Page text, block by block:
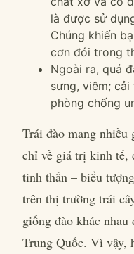
là được sử
Chúng khiến
cơn đói trong
Ngoài ra, quả
sưng, viêm;
phòng chống
Trái đào mang
chỉ về giá trị kinh tế,
tinh thần – biểu
trên thị trường trái
giống đào khác nhau
Trung Quốc. Vì vậy,